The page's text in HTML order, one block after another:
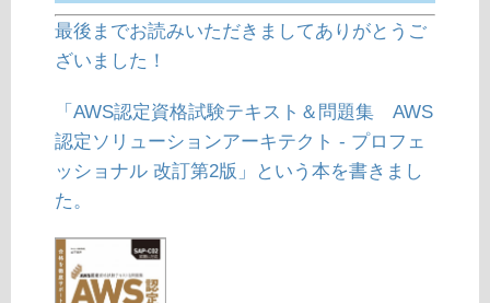
最後までお読みいただきましてありがとうご
ざいました！
「AWS認定資格試験テキスト＆問題集 AWS
認定ソリューションアーキテクト - プロフェ
ッショナル 改訂第2版」という本を書きまし
た。